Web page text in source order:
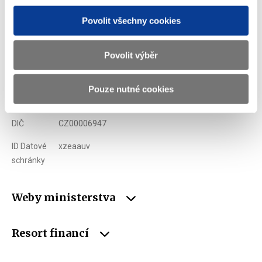
Povolit všechny cookies
Povolit výběr
Pouze nutné cookies
Adresa
+420 257 041 111
E-mail
IČO
DIČ CZ00006947
ID Datové
schránky
xzeaauv
Weby ministerstva
Resort financí